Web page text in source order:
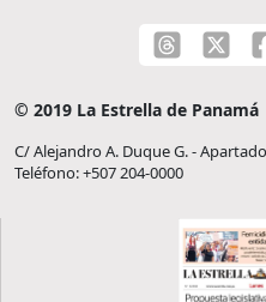
© 2019 La Estrella de Panamá
C/ Alejandro A. Duque G. -
Teléfono: +507 204-0000